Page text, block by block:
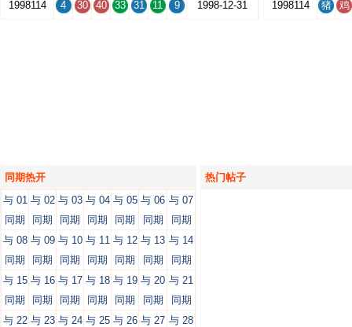
1998114 4 30 40 33 31 11 9 1998-12-31 1998114 猪 鸡
同期热开
与 01
同期
与 02
同期
与 03
同期
与 04
同期
与 05
同期
与 06
同期
与 07
同期
与 08
同期
与 09
同期
与 10
同期
与 11
同期
与 12
同期
与 13
同期
与 14
同期
与 15
同期
与 16
同期
与 17
同期
与 18
同期
与 19
同期
与 20
同期
与 21
同期
与 22 与 23 与 24 与 25 与 26 与 27 与 28
热门帖子